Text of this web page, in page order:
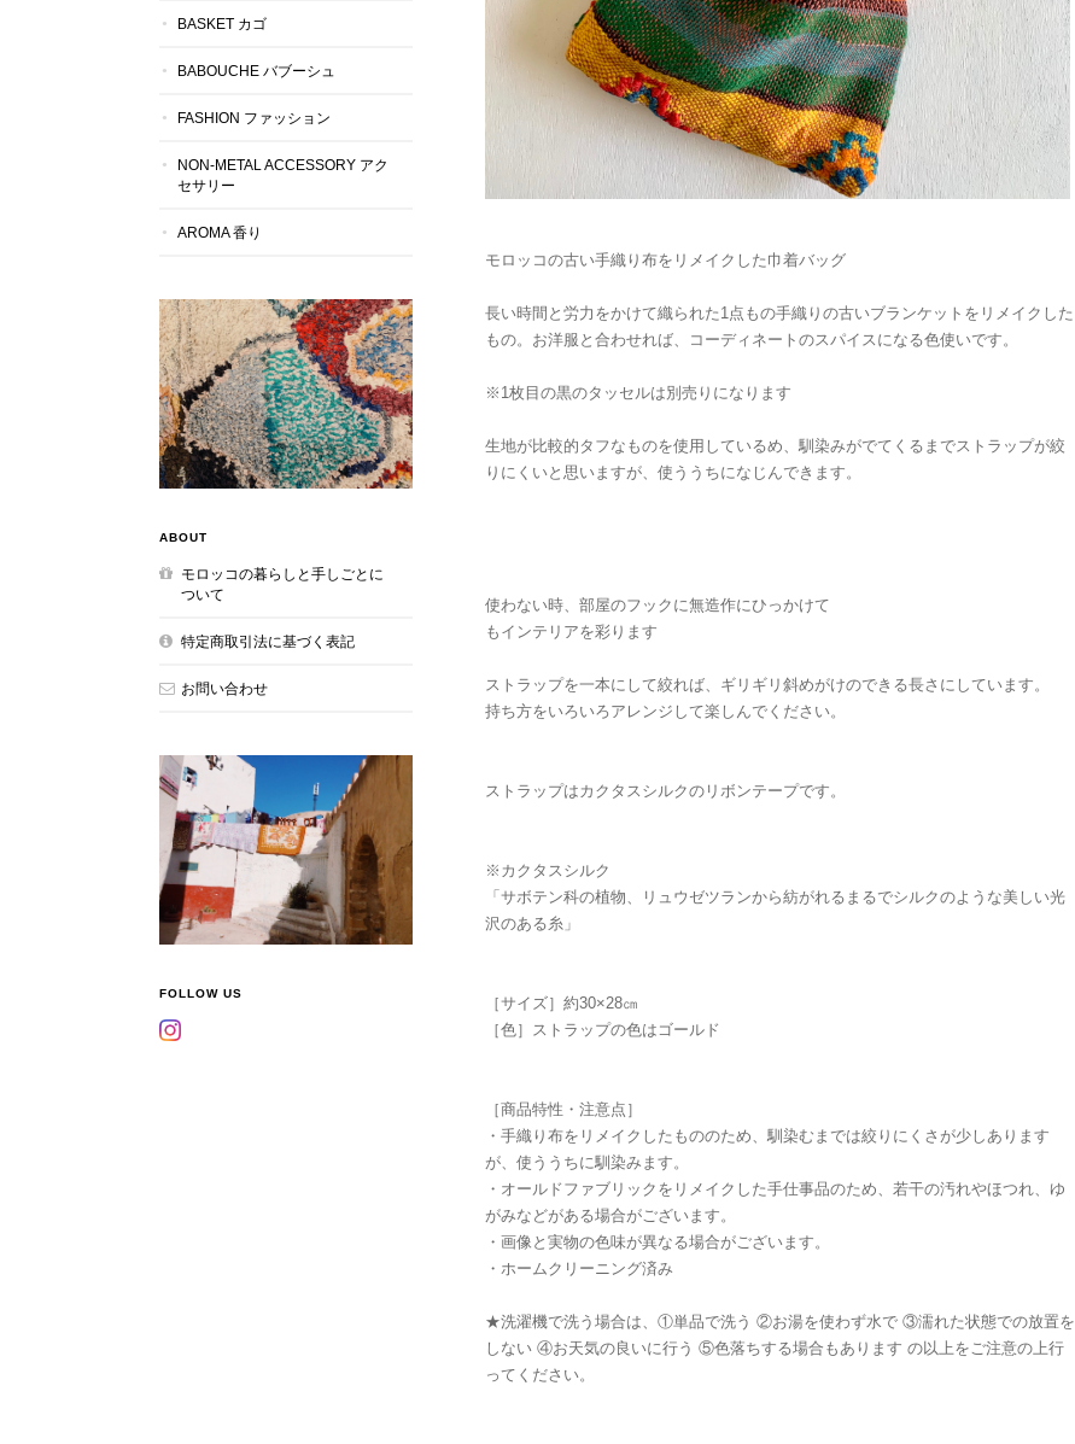
モロッコの古い手織り布をリメイクした巾着バッグ
長い時間と労力をかけて織られた1点もの手織りの古いブランケットをリメイクした
もの。お洋服と合わせれば、コーディネートのスパイスになる色使いです。
※1枚目の黒のタッセルは別売りになります
生地が比較的タフなものを使用しているめ、馴染みがでてくるまでストラップが絞
りにくいと思いますが、使ううちになじんできます。
使わない時、部屋のフックに無造作にひっかけて
もインテリアを彩ります
ストラップを一本にして絞れば、ギリギリ斜めがけのできる長さにしています。
持ち方をいろいろアレンジして楽しんでください。
ストラップはカクタスシルクのリボンテープです。
※カクタスシルク
「サボテン科の植物、リュウゼツランから紡がれるまるでシルクのような美しい光
沢のある糸」
［サイズ］約30×28㎝
［色］ストラップの色はゴールド
［商品特性・注意点］
・手織り布をリメイクしたもののため、馴染むまでは絞りにくさが少しあります
が、使ううちに馴染みます。
・オールドファブリックをリメイクした手仕事品のため、若干の汚れやほつれ、ゆ
がみなどがある場合がございます。
・画像と実物の色味が異なる場合がございます。
・ホームクリーニング済み
★洗濯機で洗う場合は、①単品で洗う ②お湯を使わず水で ③濡れた状態での放置を
しない ④お天気の良いに行う ⑤色落ちする場合もあります の以上をご注意の上行
ってください。
BASKET カゴ
BABOUCHE バブーシュ
FASHION ファッション
NON-METAL ACCESSORY アク
セサリー
AROMA 香り
ABOUT
モロッコの暮らしと手しごとに
ついて
特定商取引法に基づく表記
お問い合わせ
FOLLOW US